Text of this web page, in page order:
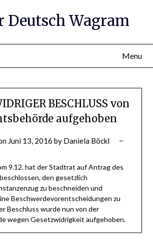
Deutsch Wagram
Menu
BESCHLUSS von
aufgehoben
Juni 13, 2016 by Daniela Böckl
9.12. hat der Stadtrat auf Antrag des
den gesetzlich
zu beschneiden und
Beschwerdevorentscheidungen zu
Beschluss wurde nun von der
wegen Gesetzwidrigkeit aufgehoben.